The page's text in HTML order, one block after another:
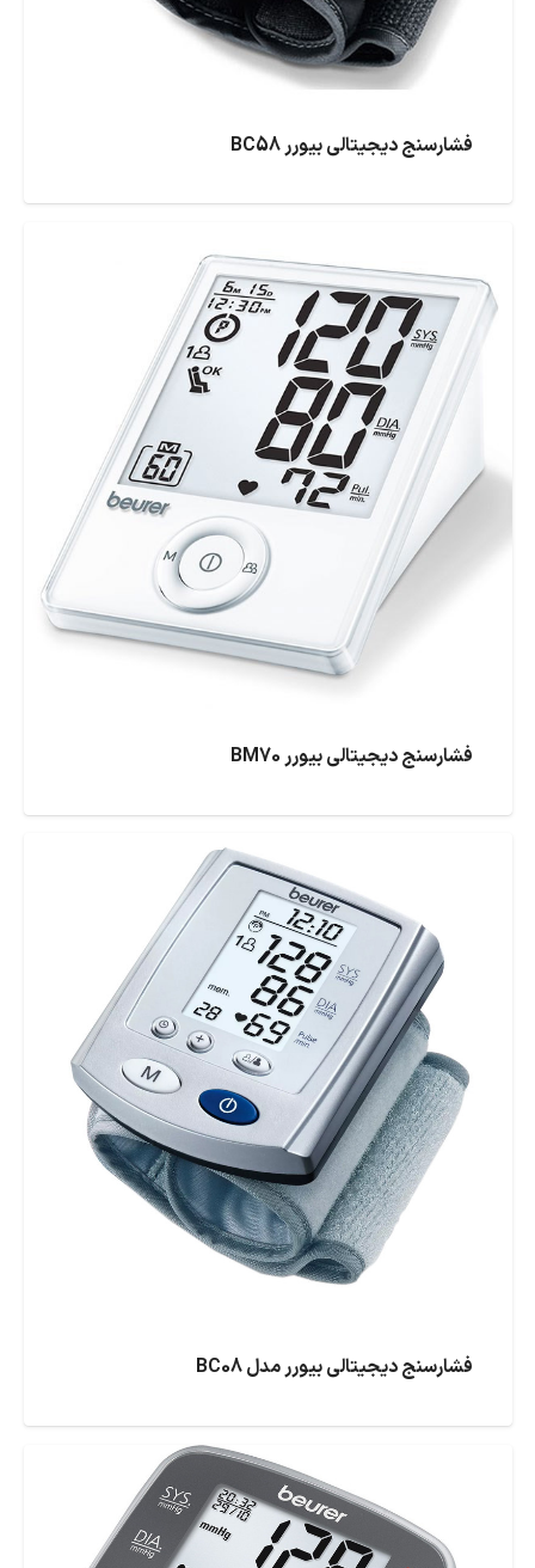
فشارسنج دیجیتالی بیورر BC58
فشارسنج دیجیتالی بیورر BM70
فشارسنج دیجیتالی بیورر مدل BC08